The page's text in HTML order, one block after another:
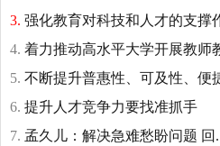
3. 强化教育对科技和人才的支撑
4. 着力推动高水平大学开展教师
5. 不断提升普惠性、可及性、便
6. 提升人才竞争力要找准抓手
7. 孟久儿：解决急难愁盼问题 回